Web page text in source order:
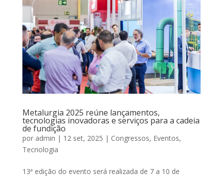
Metalurgia 2025 reúne lançamentos,
tecnologias inovadoras e serviços para a cadeia
de fundição
por admin | 12 set, 2025 | Congressos, Eventos,
Tecnologia
13ª edição do evento será realizada de 7 a 10 de